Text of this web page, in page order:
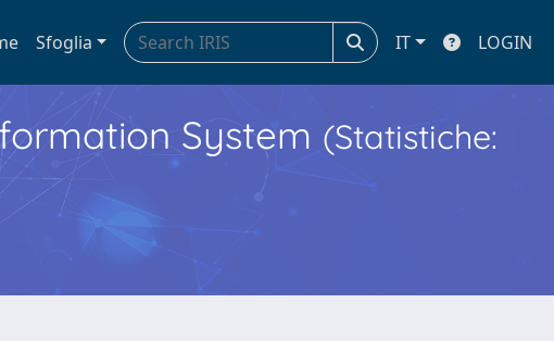
Sfoglia IT LOGIN
System (Statistiche: